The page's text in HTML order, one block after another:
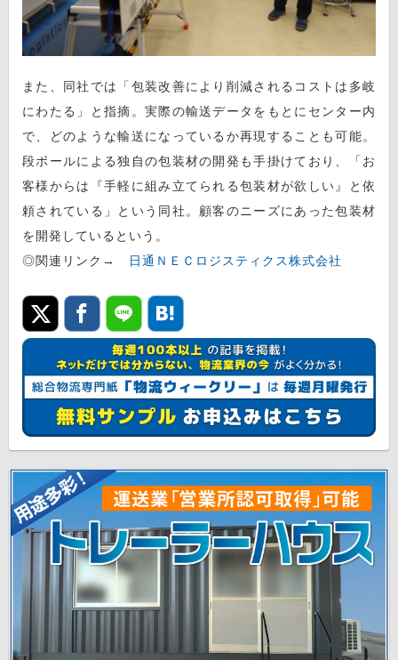
また、同社では「包装改善により削減されるコストは多岐
にわたる」と指摘。実際の輸送データをもとにセンター内
で、どのような輸送になっているか再現することも可能。
段ボールによる独自の包装材の開発も手掛けており、「お
客様からは『手軽に組み立てられる包装材が欲しい』と依
頼されている」という同社。顧客のニーズにあった包装材
を開発しているという。
◎関連リンク→
日通ＮＥＣロジスティクス株式会社